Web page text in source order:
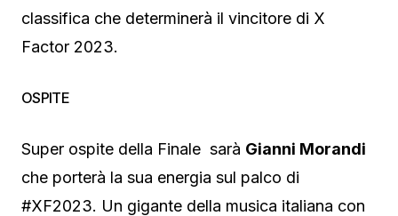
classifica che determinerà il vincitore di X
Factor 2023.
OSPITE
Super ospite della Finale sarà Gianni Morandi
che porterà la sua energia sul palco di
#XF2023. Un gigante della musica italiana con